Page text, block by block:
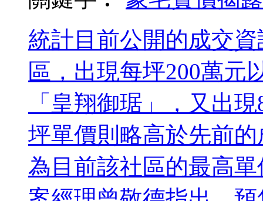
統計目前公開的成交
區，出現每坪200萬元
「皇翔御琚」，又出
坪單價則略高於先前
為目前該社區的最高